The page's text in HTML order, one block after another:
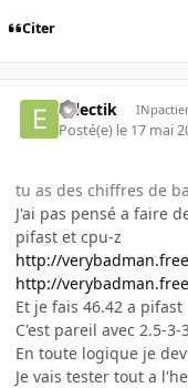
Citer
eclectik
Posté(e) le 17 mai
tu as des chiffres de
J'ai pas pensé a faire
pifast et cpu-z
http://
http://
Et je fais 46.42 a pifast
C'est pareil avec 2.5-3-
En toute logique je
Je vais tester tout a